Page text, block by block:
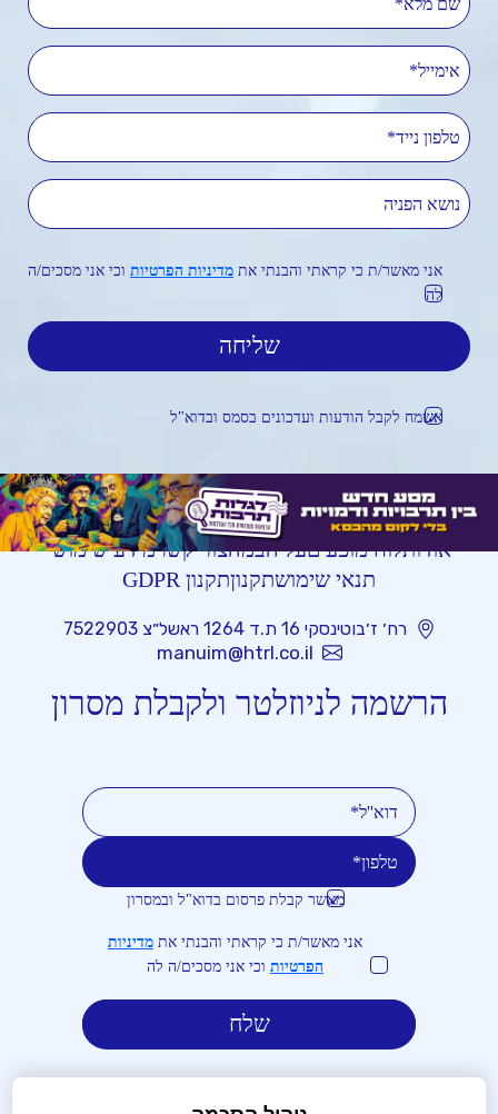
אימייל
טלפון נייד
נושא הפניה
אני מאשר/ת כי קראתי והבנתי את מדיניות הפרטיות וכי אני מסכים/ה
לה
אשמח לקבל הודעות ועדכונים בסמס ובדוא"ל
אודותלוח מופעיםעל הבמהצור קשרמידע שימושי
תנאי שימושתקנוןתקנון GDPR
רח׳ ז׳בוטינסקי 16 ת.ד 1264 ראשל״צ 7522903
manuim@htrl.co.il
הרשמה לניוזלטר ולקבלת מסרון
מאשר קבלת פרסום בדוא"ל ובמסרון
אני מאשר/ת כי קראתי והבנתי את מדיניות
הפרטיות וכי אני מסכים/ה לה